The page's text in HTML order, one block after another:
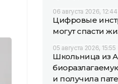
06 августа 2026, 12:44
Цифровые
могут спасти
05 августа 2026, 15:55
Школьница из
и получила